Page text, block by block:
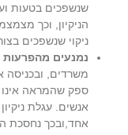
שנשפכים בטעות
הניקיון, וכך
ניקוי שנשפכים
נמנעים מהפרעות
משרדים, ובכניסה
ספק שהמראה אינו
אנשים. עגלת
אחד,ובכך נחסכת